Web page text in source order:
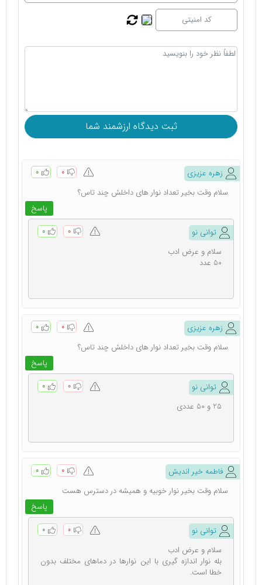
زهره عزیزی ۰ ۰
پاسخ
سلام وقت بخیر تعداد نوار های داخلش چند تاس؟
توانی نو ۰ ۰
سلام و عرض ادب
50 عدد
زهره عزیزی ۰ ۰
پاسخ
سلام وقت بخیر تعداد نوار های داخلش چند تاس؟
توانی نو ۰ ۰
25 و 50 عددی
فاطمه خیر اندیش ۰ ۰
پاسخ
سلام وقت بخیر نوار خوبیه و همیشه در دسترس هست
توانی نو ۰ ۰
سلام و عرض ادب
بله نوار اندازه گیری با این نوارها در دماهای مختلف بدون
خطا است.